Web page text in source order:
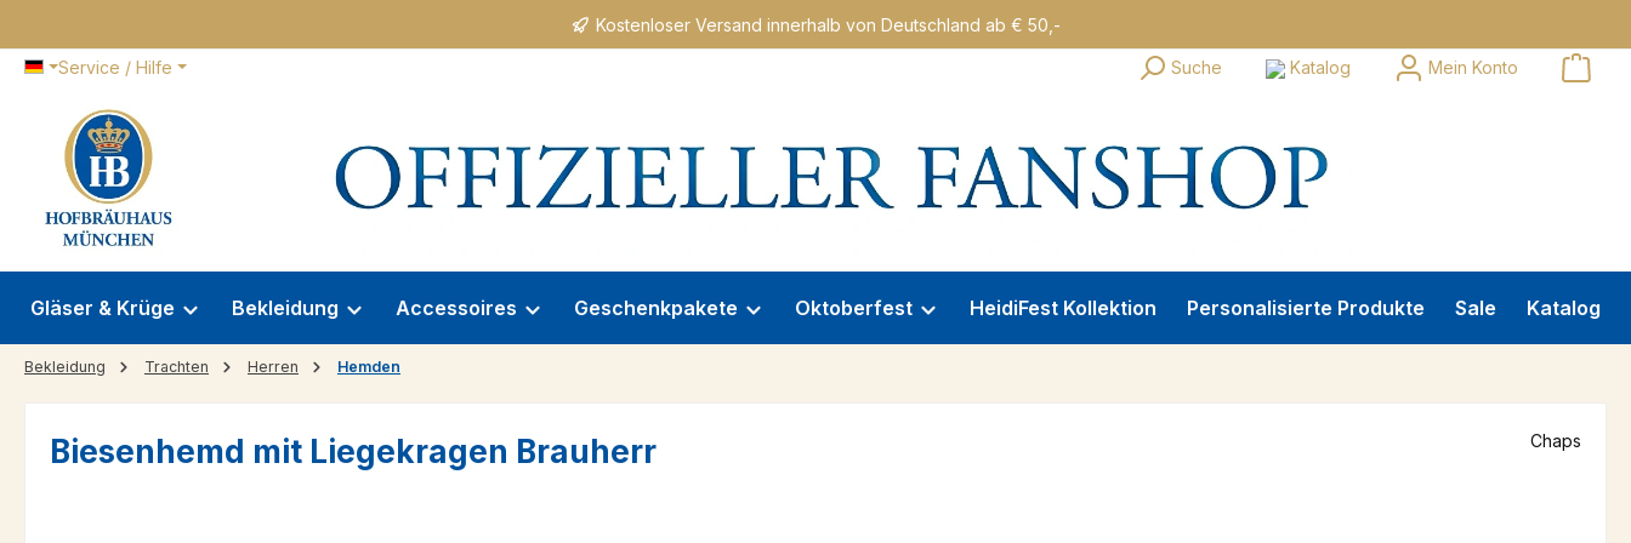
Kostenloser Versand innerhalb von Deutschland ab € 50,-
Service / Hilfe Suche Katalog Mein Konto
Gläser & Krüge Bekleidung Accessoires Geschenkpakete Oktoberfest HeidiFest Kollektion Personalisierte Produkte Sale Katalog
Bekleidung Trachten Herren Hemden
Biesenhemd mit Liegekragen Brauherr Chaps